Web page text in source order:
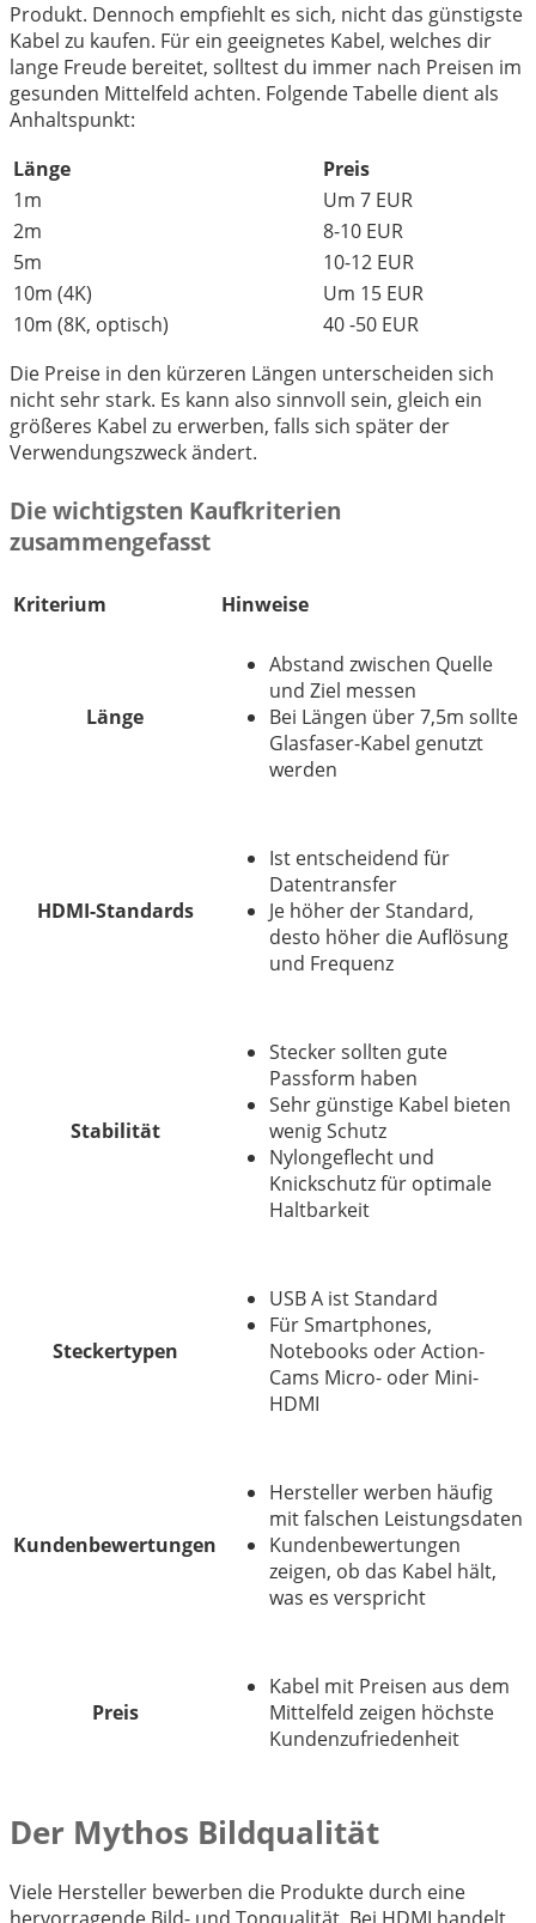
Produkt. Dennoch empfiehlt es sich, nicht das günstigste
Kabel zu kaufen. Für ein geeignetes Kabel, welches dir
lange Freude bereitet, solltest du immer nach Preisen im
gesunden Mittelfeld achten. Folgende Tabelle dient als
Anhaltspunkt:
Länge
Preis
1m
Um 7 EUR
2m
8-10 EUR
5m
10-12 EUR
10m (4K)
Um 15 EUR
10m (8K, optisch)
40 -50 EUR
Die Preise in den kürzeren Längen unterscheiden sich
nicht sehr stark. Es kann also sinnvoll sein, gleich ein
größeres Kabel zu erwerben, falls sich später der
Verwendungszweck ändert.
Die wichtigsten Kaufkriterien
zusammengefasst
Kriterium Hinweise
Länge
Abstand zwischen Quelle
und Ziel messen
Bei Längen über 7,5m sollte
Glasfaser-Kabel genutzt
werden
HDMI-Standards
Ist entscheidend für
Datentransfer
Je höher der Standard,
desto höher die Auflösung
und Frequenz
Stabilität
Stecker sollten gute
Passform haben
Sehr günstige Kabel bieten
wenig Schutz
Nylongeflecht und
Knickschutz für optimale
Haltbarkeit
Steckertypen
USB A ist Standard
Für Smartphones,
Notebooks oder Action-
Cams Micro- oder Mini-
HDMI
Kundenbewertungen
Hersteller werben häufig
mit falschen Leistungsdaten
Kundenbewertungen
zeigen, ob das Kabel hält,
was es verspricht
Preis
Kabel mit Preisen aus dem
Mittelfeld zeigen höchste
Kundenzufriedenheit
Der Mythos Bildqualität
Viele Hersteller bewerben die Produkte durch eine